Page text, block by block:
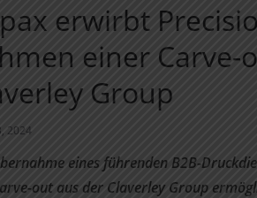
erwirbt
einer
Group
2024
eines führenden B2B-
out aus der Claverley Group